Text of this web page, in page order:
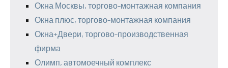
Окна Москвы, торгово-монтажная компания
Окна плюс, торгово-монтажная компания
Окна+Двери, торгово-производственная
фирма
Олимп, автомоечный комплекс